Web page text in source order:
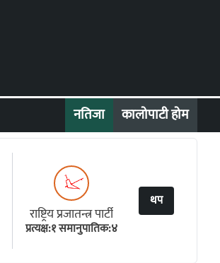
नतिजा कालोपाटी होम
राष्ट्रिय प्रजातन्त्र पार्टी
प्रत्यक्ष:१ समानुपातिक:४
थप